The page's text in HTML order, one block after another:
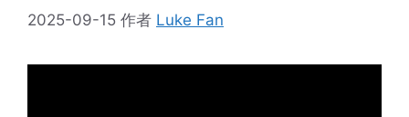
2025-09-15 作者 Luke Fan